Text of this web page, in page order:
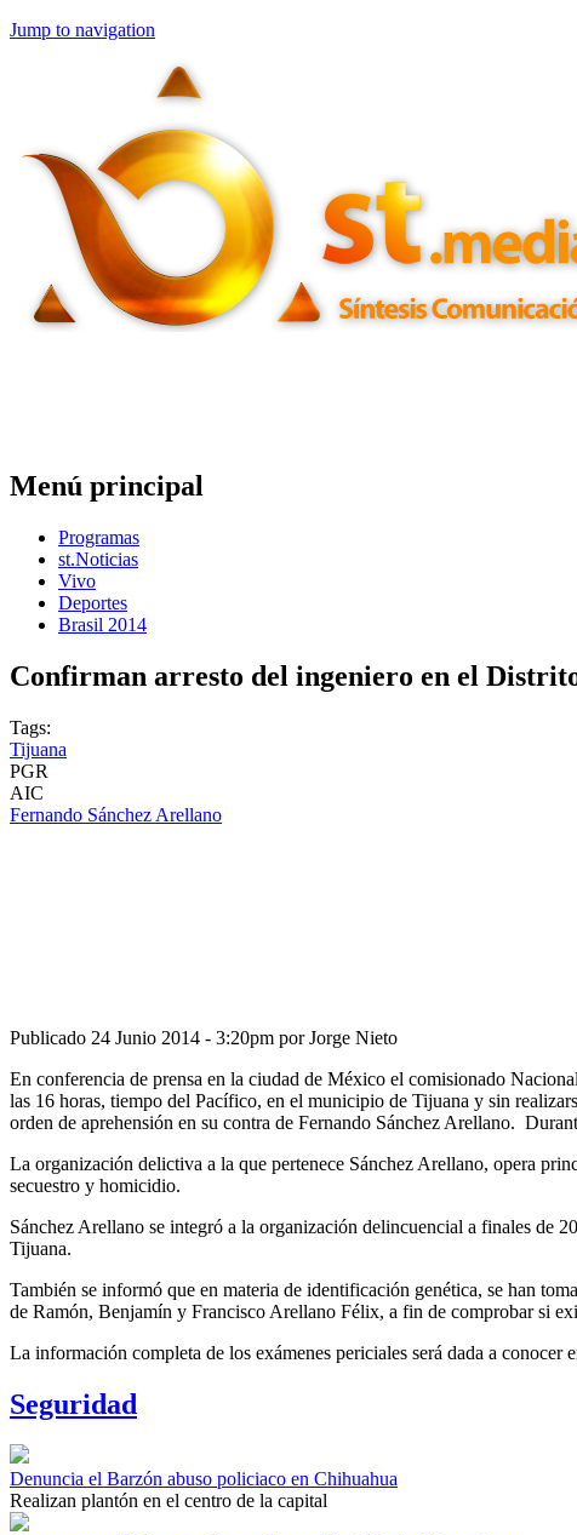
Jump to navigation
Menú principal
Programas
st.Noticias
Vivo
Deportes
Brasil 2014
Confirman arresto del ingeniero en el
Tags:
Tijuana
PGR
AIC
Fernando Sánchez Arellano
Publicado 24 Junio 2014 - 3:20pm porJorge Nieto
En conferencia de prensa en la ciudad de México el comisionado
las 16 horas, tiempo del Pacífico, en el municipio de Tijuana y sin
orden de aprehensión en su contra de Fernando Sánchez Arellano.
La organización delictiva a la que pertenece Sánchez Arellano, opera
secuestro y homicidio.
Sánchez Arellano se integró a la organización delincuencial a finales de
Tijuana.
También se informó que en materia de identificación genética, se han
de Ramón, Benjamín y Francisco Arellano Félix, a fin de comprobar si
La información completa de los exámenes periciales será dada a
Seguridad
Denuncia el Barzón abuso policiaco en Chihuahua
Realizan plantón en el centro de la capital